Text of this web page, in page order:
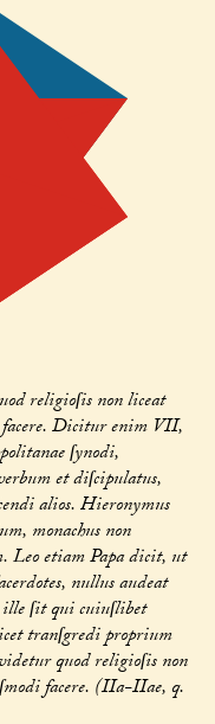
religioſis non liceat
facere. Dicitur enim VII,
ſynodi,
et diſcipulatus,
alios. Hieronymus
monachus non
Leo etiam Papa dicit, ut
nullus audeat
ille ſit qui cuiuſlibet
tranſgredi proprium
quod religioſis non
facere. (IIa-IIae, q.